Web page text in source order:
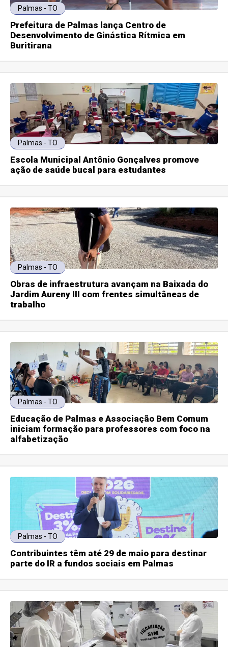
Palmas - TO
Prefeitura de Palmas lança Centro de
Desenvolvimento de Ginástica Rítmica em
Buritirana
Palmas - TO
Escola Municipal Antônio Gonçalves promove
ação de saúde bucal para estudantes
Palmas - TO
Obras de infraestrutura avançam na Baixada do
Jardim Aureny III com frentes simultâneas de
trabalho
Palmas - TO
Educação de Palmas e Associação Bem Comum
iniciam formação para professores com foco na
alfabetização
Palmas - TO
Contribuintes têm até 29 de maio para destinar
parte do IR a fundos sociais em Palmas